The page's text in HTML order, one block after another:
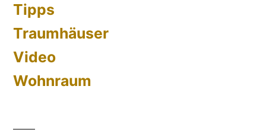
Tipps
Traumhäuser
Video
Wohnraum